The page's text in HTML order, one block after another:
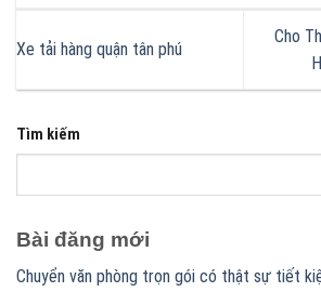
Xe tải hàng quận tân phú
Cho
Tìm kiếm
Bài đăng mới
Chuyển văn phòng trọn gói có thật sự tiết